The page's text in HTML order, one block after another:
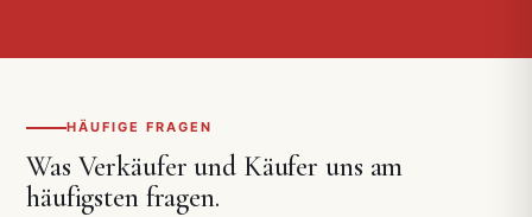
HÄUFIGE FRAGEN
Was Verkäufer und Käufer uns am
häufigsten fragen.